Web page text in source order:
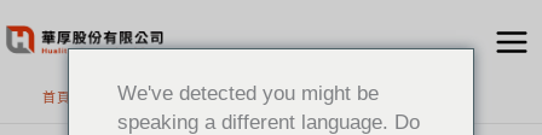
至
首頁 最新消息
We've detected you might be
speaking a different language. Do